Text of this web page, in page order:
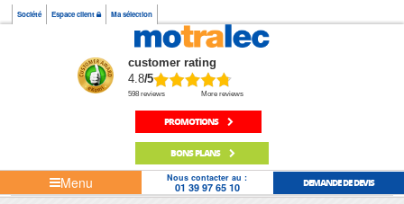
Société Espace client Ma sélection
customer rating
4.8/5
598 reviews More reviews
PROMOTIONS
BONS PLANS
Menu Nous contacter au :
01 39 97 65 10 DEMANDE DE DEVIS